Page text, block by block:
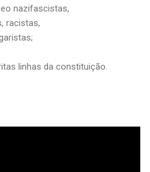
nazifascistas,
racistas,
linhas da constituição.